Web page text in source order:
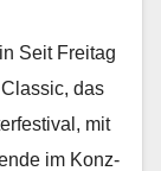
Seit Fre­itag
das
mit
im Konz­